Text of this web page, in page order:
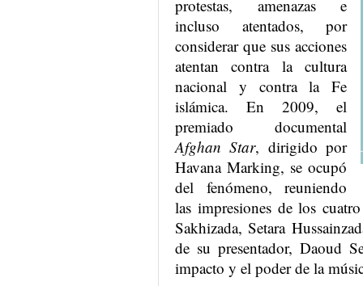
protestas, amenazas e
incluso atentados, por
considerar que sus acciones
atentan contra la cultura
nacional y contra la Fe
islámica. En 2009, el
premiado documental
Afghan Star, dirigido por
Havana Marking, se ocupó
del fenómeno, reuniendo
las impresiones de los
Sakhizada, Setara
de su presentador, Daoud
impacto y el poder de la